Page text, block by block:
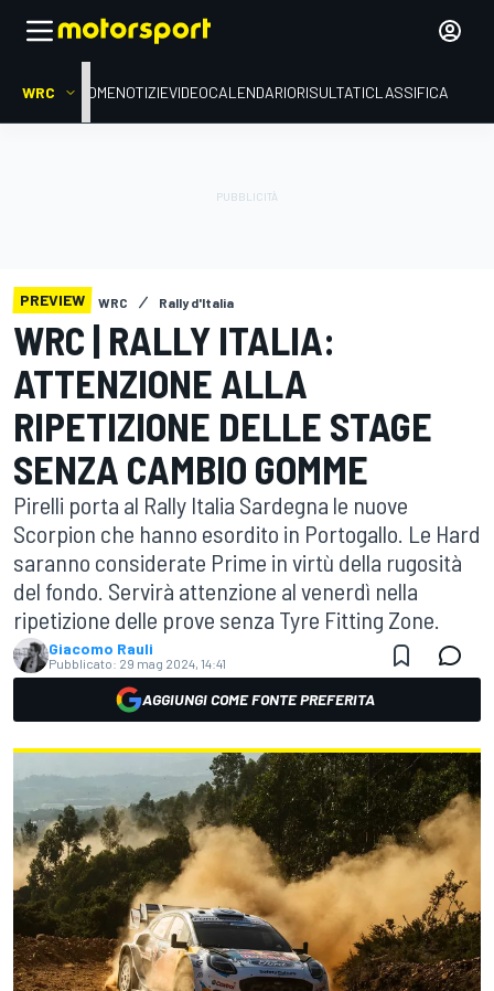
WRC HOMENOTIZIEVIDEOCALENDARIORISULTATICLASSIFICA
PREVIEW WRC Rally d'Italia
WRC | RALLY ITALIA:
ATTENZIONE ALLA
RIPETIZIONE DELLE STAGE
SENZA CAMBIO GOMME
Pirelli porta al Rally Italia Sardegna le nuove
Scorpion che hanno esordito in Portogallo. Le Hard
saranno considerate Prime in virtù della rugosità
del fondo. Servirà attenzione al venerdì nella
ripetizione delle prove senza Tyre Fitting Zone.
Giacomo Rauli
Pubblicato: 29 mag 2024, 14:41
AGGIUNGI COME FONTE PREFERITA